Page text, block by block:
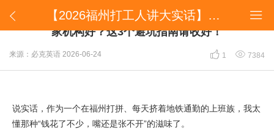
 
【2026福州打工人讲大实话】成人英语口语培训哪家机构好？这3个避坑指南请收好！
【2026福州打工人讲大实话】成人英语口语培训哪
家机构好？这3个避坑指南请收好！
来源：必克英语 2026-06-24  1  7384
说实话，作为一个在福州打拼、每天挤着地铁通勤的上班族，我太
懂那种“钱花了不少，嘴还是张不开”的滋味了。